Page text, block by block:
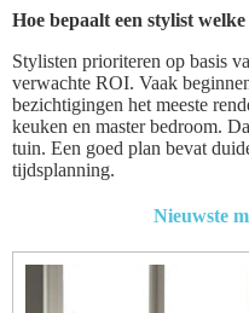
Hoe bepaalt een stylist
Stylisten prioriteren op basis
verwachte ROI. Vaak
bezichtigingen het meeste
keuken en master bedroom.
tuin. Een goed plan bevat
tijdsplanning.
Nieuwste